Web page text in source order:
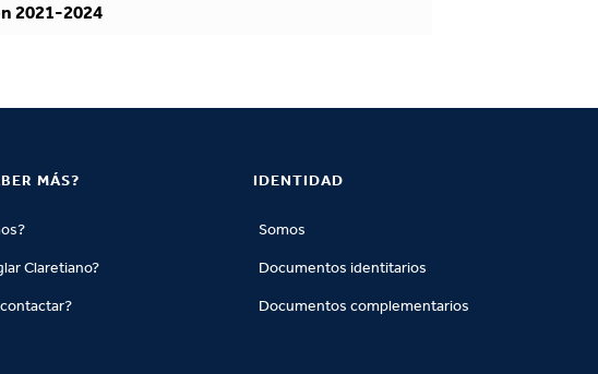
2021-2024
MÁS?
Claretiano?
IDENTIDAD
Somos
Documentos identitarios
Documentos complementarios